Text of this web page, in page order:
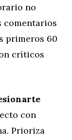
no
comentarios
primeros 60
críticos
con
Prioriza